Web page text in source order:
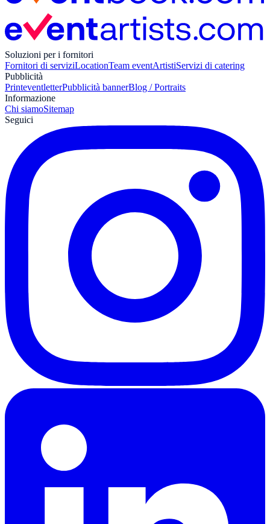
Soluzioni per i fornitori
Fornitori di serviziLocationTeam eventArtistiServizi di catering
Pubblicità
PrinteventletterPubblicità bannerBlog / Portraits
Informazione
Chi siamoSitemap
Seguici